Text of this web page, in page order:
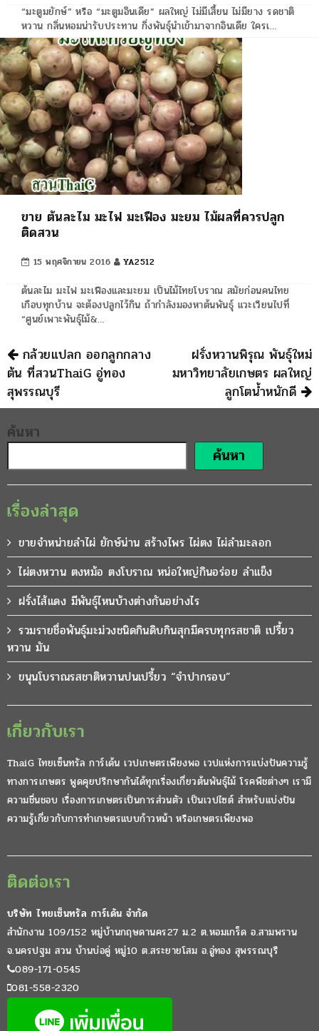
“มะตูมยักษ์” หรือ “มะตูมอินเดีย” ผลใหญ่ ไม่มีเสี้ยน ไม่มียาง รดชาติ
หวาน กลิ่นหอมน่ารับประทาน กิ่งพันธุ์นำเข้ามาจากอินเดีย ใครเ…
ขาย ต้นละไม มะไฟ มะเฟือง มะยม ไม้ผลที่ควรปลูก
ติดสวน
15 พฤศจิกายน 2016 YA2512
ต้นละไม มะไฟ มะเฟืองและมะยม เป็นไม้ไทยโบราณ สมัยก่อนคนไทย
เกือบทุกบ้าน จะต้องปลูกไว้กิน ถ้ากำลังมองหาต้นพันธุ์ แวะเวียนไปที่
“ศูนย์เพาะพันธุ์ไม้&…
นำทาง
กล้วยแปลก ออกลูกกลาง
ต้น ที่สวนThaiG อู่ทอง
สุพรรณบุรี
ฝรั่งหวานพิรุณ พันธุ์ใหม่
มหาวิทยาลัยเกษตร ผลใหญ่
ลูกโตน้ำหนักดี
ค้นหา
ค้นหา
เรื่องล่าสุด
ขายจำหน่ายลำไผ่ ยักษ์น่าน สร้างไพร ไผ่ตง ไผ่ลำมะลอก
ไผ่ตงหวาน ตงหม้อ ตงโบราณ หน่อใหญ่กินอร่อย ลำแข็ง
ฝรั่งไส้แดง มีพันธุ์ไหนบ้างต่างกันอย่างไร
รวมรายชื่อพันธุ์มะม่วงชนิดกินดิบกินสุกมีครบทุกรสชาติ เปรี้ยว
หวาน มัน
ขนุนโบราณรสชาติหวานปนเปรี้ยว “จำปากรอบ”
เกี่ยวกับเรา
ThaiG ไทยเซ็นทรัล การ์เด้น เวปเกษตรเพียงพอ เวปแห่งการแบ่งปันความรู้
ทางการเกษตร พูดคุยปรึกษากันได้ทุกเรื่องเกี่ยวต้นพันธุ์ไม้ โรคพืชต่างๆ เรามี
ความชื่นชอบ เรื่องการเกษตรเป็นการส่วนตัว เป็นเวปไซต์ สำหรับแบ่งปัน
ความรู้เกี่ยวกับการทำเกษตรแบบก้าวหน้า หรือเกษตรเพียงพอ
ติดต่อเรา
บริษัท ไทยเซ็นทรัล การ์เด้น จำกัด
สำนักงาน 109/152 หมู่บ้านกฤษดานคร27 ม.2 ต.หอมเกร็ด อ.สามพราน
จ.นครปฐม สวน บ้านบ่อคู่ หมู่10 ต.สระยายโสม อ.อู่ทอง สุพรรณบุรี
089-171-0545
081-558-2320